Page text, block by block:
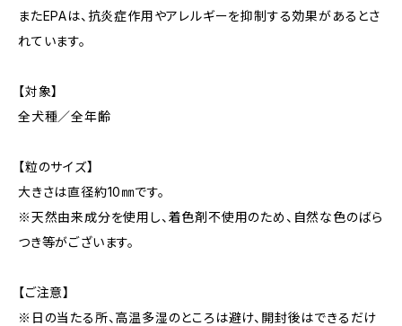
またEPAは、抗炎症作用やアレルギーを抑制する効果があるとさ
れています。
【対象】
全犬種／全年齢
【粒のサイズ】
大きさは直径約10㎜です。
※天然由来成分を使用し、着色剤不使用のため、自然な色のばら
つき等がございます。
【ご注意】
※日の当たる所、高温多湿のところは避け、開封後はできるだけ